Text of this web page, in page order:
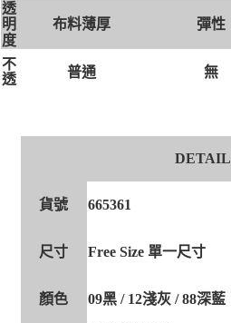
透
明
度
布料薄厚 彈性
不
透
普通 無
DETAIL
貨號 665361
尺寸 Free Size 單一尺寸
顏色 09黑 / 12淺灰 / 88深藍